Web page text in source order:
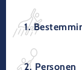
1.
2. Personen